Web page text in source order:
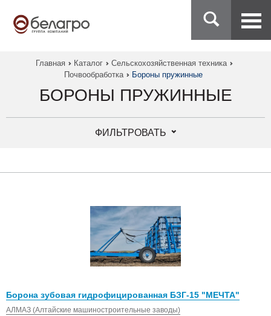
Главная Каталог
Сельскохозяйственная техника
Почвообработка
Бороны пружинные
БОРОНЫ ПРУЖИННЫЕ
ФИЛЬТРОВАТЬ
Борона зубовая гидрофицированная БЗГ-15 "МЕЧТА"
АЛМАЗ (Алтайские машиностроительные заводы)